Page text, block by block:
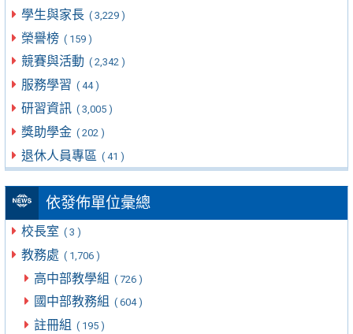
學生與家長 ( 3,229 )
榮譽榜 ( 159 )
競賽與活動 ( 2,342 )
服務學習 ( 44 )
研習資訊 ( 3,005 )
獎助學金 ( 202 )
退休人員專區 ( 41 )
依發佈單位彙總
校長室 ( 3 )
教務處 ( 1,706 )
高中部教學組 ( 726 )
國中部教務組 ( 604 )
註冊組 ( 195 )